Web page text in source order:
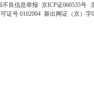
不良信息举报 京ICP证060535号
证号 0102004 新出网证（京）